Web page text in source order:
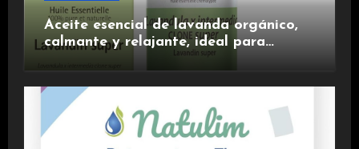
Aceite esencial de lavanda orgánico,
calmante y relajante, ideal para